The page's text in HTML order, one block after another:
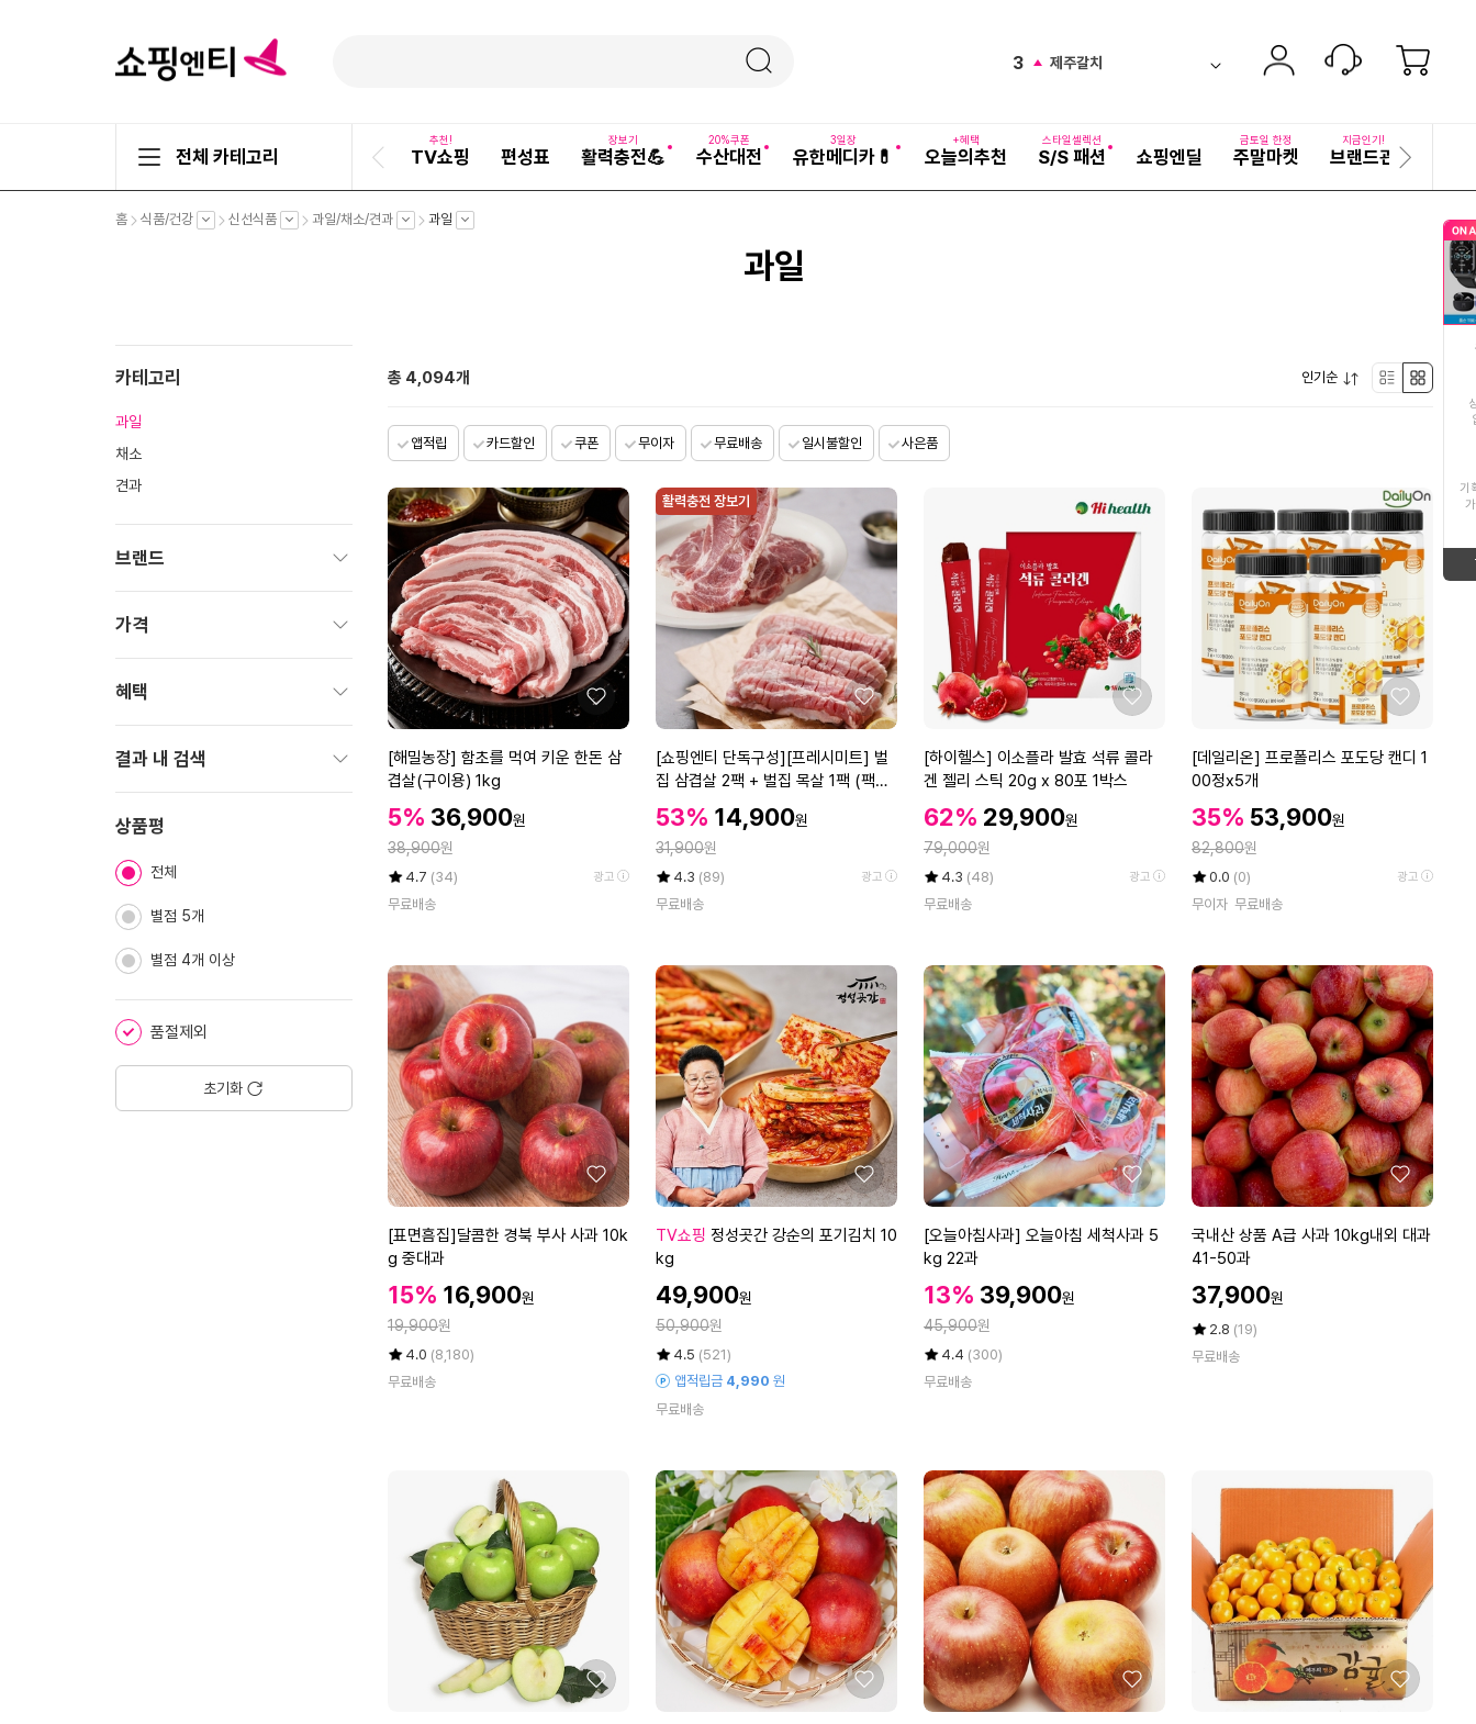
3
ico-
up
제주갈치
ico-
곱창전골
down
12
down
전복
13
ico-
equal
직화구이무뼈닭발
ico-
25년햅쌀10kg
15
down
TS삼푸
16
ico-
new
남성반팔티셔츠
ico-
up
ico-
up
1
ico-
equal
임성근
검
히
치
기
전체 카테고리 TV쇼핑
추천!
편성표 활력충전💪
장보기
수산대전
20%쿠폰
유한메디카💊
3일장
오늘의추천
+혜택
S/S 패션
스타일셀렉션
쇼핑엔딜 주말마켓
금토일 한정
브랜드관
지금인기!
이
전
슬
음
홈펼 식품/건강펼
신선식품펼
과일/채소/견과펼
과일 펼
과일
카테고리
과일
채소
견과
브랜드
치
가격
치
혜택
치
결과 내 검색
치
상품평
전체
별점 5개
별점 4개 이상
품절제외
초기화
총 4,094개 인기순펼
리
트
형
태
보
기
박
형
태
기
앱적립 카드할인 쿠폰 무이자 무료배송 일시불할인 사은품
좋
아
요
[해
밀
장]
함
초
를
키
운
한
돈
삼
겹
살
(구
이
용)
1
g
[해밀농장] 함초를 먹여 키운 한돈 삼
겹살(구이용) 1kg
할
인
율
5% 할
인
가
36,900원
정
가
38,900원
평
점
점
에
4.7 상
품
평
(34) 광고
무료배송
활력충전 장보기
좋
아
요
[쇼
핑
티
단
독
구
레
시
미
트]
벌
집
삼
겹
살
2
팩
벌
집
목
살
1
팩
(팩
당
0
g)
[쇼핑엔티 단독구성][프레시미트] 벌
집 삼겹살 2팩 + 벌집 목살 1팩 (팩당
300g)
할
인
율
53% 할
인
가
14,900원
정
가
31,900원
평
점
점
에
4.3 상
품
평
(89) 광고
무료배송
좋
요
[하
이
스]
이
소
플
효
석
류
콜
라
겐
젤
리
스
틱
2
g
x
8
0
포
1
박
[하이헬스] 이소플라 발효 석류 콜라
겐 젤리 스틱 20g x 80포 1박스
할
인
율
62% 할
인
가
29,900원
정
가
79,000원
평
점
점
에
4.3 상
품
평
(48) 광고
무료배송
좋
요
[데
일
온]
프
로
폴
포
도
당
캔
디
1
0
0
정
x
5
[데일리온] 프로폴리스 포도당 캔디 1
00정x5개
할
인
율
35% 할
인
가
53,900원
정
가
82,800원
평
점
5
점
에
0.0 상
품
평
(0) 광고
무이자 무료배송
좋
아
요
[표
면
집]
달
콤
한
[표면흠집]달콤한 경북 부사 사과 10k
g 중대과
할
인
율
15% 할
인
가
16,900원
정
가
19,900원
평
점
4.0 상
품
평
(8,180)
무료배송
좋
아
요
정
성
간
강
순
의
기
1
0
k
g
TV쇼핑 정성곳간 강순의 포기김치 10
kg
할
인
가
49,900원
정
가
50,900원
평
점
점
에
4.5 상
품
수
(521)
앱적립금 4,990 원
무료배송
좋
아
요
[오
늘
침
사
과]
오
척
사
과
5
k
g
2
2
과
[오늘아침사과] 오늘아침 세척사과 5
kg 22과
할
인
율
13% 할
인
가
39,900원
정
가
45,900원
평
점
에
4.4 상
품
평
(300)
무료배송
좋
아
요
국
내
상
품
A
내
외
과
4
국내산 상품 A급 사과 10kg내외 대과
41-50과
할
인
가
37,900원
평
점
2.8 상
품
평
(19)
무료배송
좋
좋
좋
아
좋
기